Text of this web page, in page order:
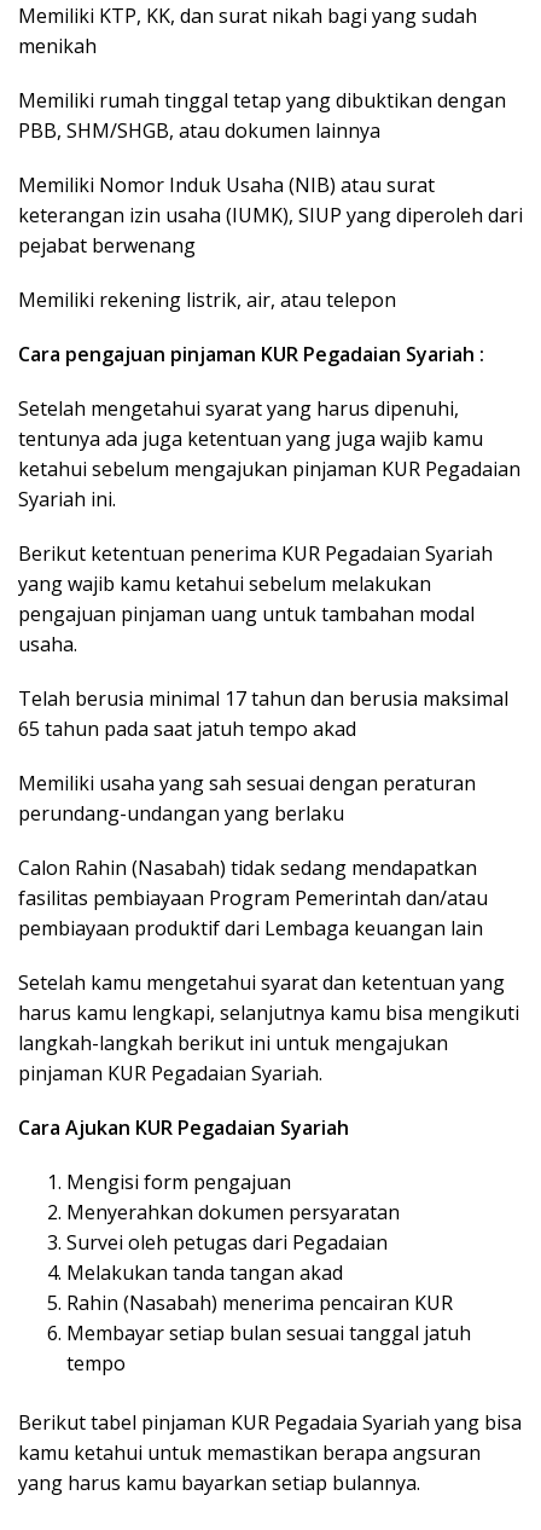
Memiliki KTP, KK, dan surat nikah bagi yang sudah
menikah
Memiliki rumah tinggal tetap yang dibuktikan dengan
PBB, SHM/SHGB, atau dokumen lainnya
Memiliki Nomor Induk Usaha (NIB) atau surat
keterangan izin usaha (IUMK), SIUP yang diperoleh dari
pejabat berwenang
Memiliki rekening listrik, air, atau telepon
Cara pengajuan pinjaman KUR Pegadaian Syariah :
Setelah mengetahui syarat yang harus dipenuhi,
tentunya ada juga ketentuan yang juga wajib kamu
ketahui sebelum mengajukan pinjaman KUR Pegadaian
Syariah ini.
Berikut ketentuan penerima KUR Pegadaian Syariah
yang wajib kamu ketahui sebelum melakukan
pengajuan pinjaman uang untuk tambahan modal
usaha.
Telah berusia minimal 17 tahun dan berusia maksimal
65 tahun pada saat jatuh tempo akad
Memiliki usaha yang sah sesuai dengan peraturan
perundang-undangan yang berlaku
Calon Rahin (Nasabah) tidak sedang mendapatkan
fasilitas pembiayaan Program Pemerintah dan/atau
pembiayaan produktif dari Lembaga keuangan lain
Setelah kamu mengetahui syarat dan ketentuan yang
harus kamu lengkapi, selanjutnya kamu bisa mengikuti
langkah-langkah berikut ini untuk mengajukan
pinjaman KUR Pegadaian Syariah.
Cara Ajukan KUR Pegadaian Syariah
Mengisi form pengajuan
Menyerahkan dokumen persyaratan
Survei oleh petugas dari Pegadaian
Melakukan tanda tangan akad
Rahin (Nasabah) menerima pencairan KUR
Membayar setiap bulan sesuai tanggal jatuh
tempo
Berikut tabel pinjaman KUR Pegadaia Syariah yang bisa
kamu ketahui untuk memastikan berapa angsuran
yang harus kamu bayarkan setiap bulannya.